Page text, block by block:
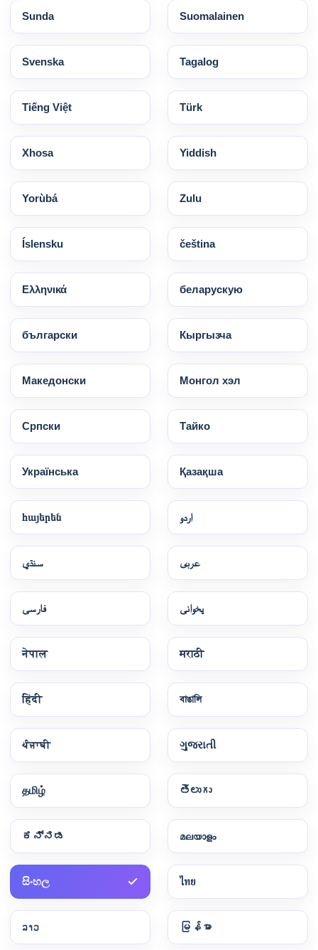
Sunda Suomalainen
Svenska Tagalog
Tiếng Việt Türk
Xhosa Yiddish
Yorùbá Zulu
Íslensku čeština
Ελληνικά беларускую
български Кыргызча
Македонски Монгол хэл
Српски Тайко
Українська Қазақша
հայերեն اردو
سنڌي عربى
فارسی پخوانی
नेपाल मराठी
हिंदी বাঙালি
ਪੰਜਾਬੀ ગુજરાતી
தமிழ் తెలుగు
ಕನ್ನಡ മലയാളം
සිංහල ไทย
ລາວ မြန်မာ